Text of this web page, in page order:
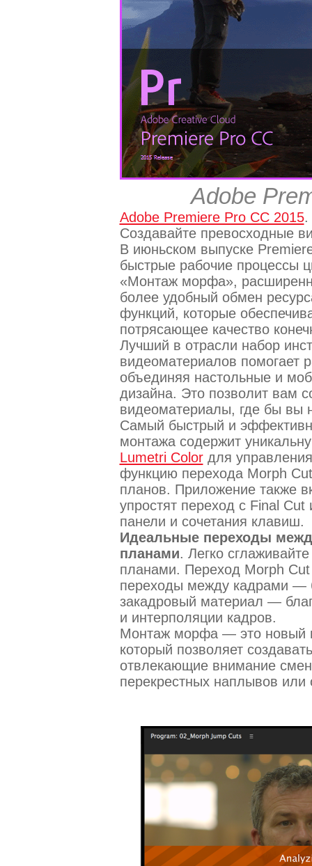
Adobe
Adobe Premiere Pro CC 2015.
Создавайте превосходные
В июньском выпуске
быстрые рабочие процессы
«Монтаж морфа»,
более удобный обмен
функций, которые
потрясающее качество
Лучший в отрасли набор
видеоматериалов помогает
объединяя настольные и
дизайна. Это позволит вам
видеоматериалы, где бы вы
Самый быстрый и
монтажа содержит
Lumetri Colorдля
функцию перехода Morph
планов. Приложение также
упростят переход с Final
панели и сочетания клавиш.
Идеальные переходы
планами. Легко
планами. Переход Morph
переходы между кадрами —
закадровый материал —
и интерполяции кадров.
Монтаж морфа — это новый
который позволяет
отвлекающие внимание
перекрестных наплывов или